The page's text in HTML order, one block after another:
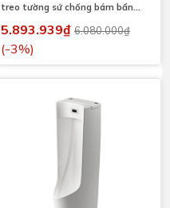
treo tường sứ chống bám bẩn
AquaCeramic xả âm (AU468VAC)
5.893.939₫ 6.080.000₫
(-3%)